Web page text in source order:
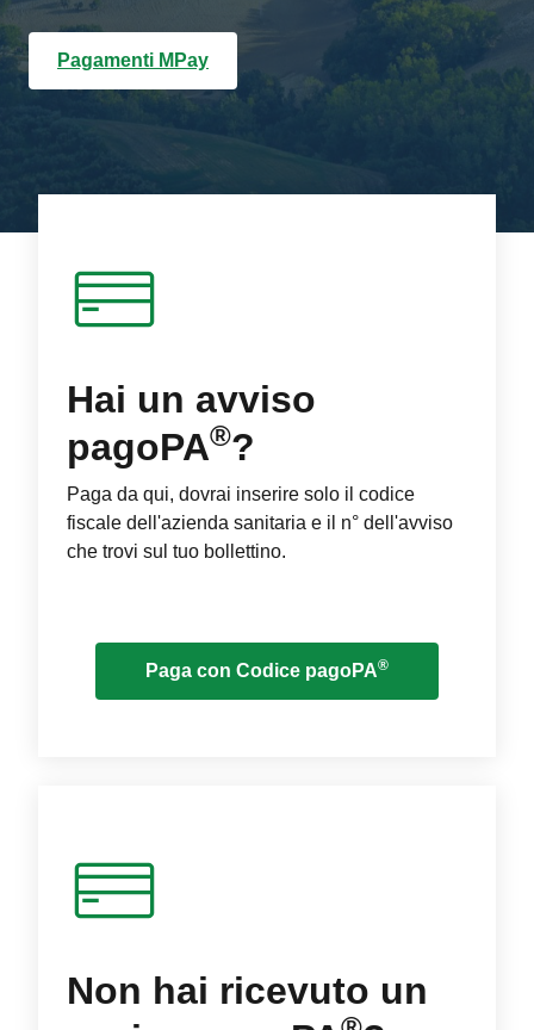
Pagamenti MPay
Hai un avviso
pagoPA®?
Paga da qui, dovrai inserire solo il codice
fiscale dell'azienda sanitaria e il n° dell'avviso
che trovi sul tuo bollettino.
Paga con Codice pagoPA®
Non hai ricevuto un